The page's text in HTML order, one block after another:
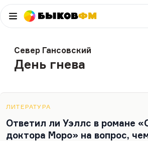
БыковФМ
Север Гансовский
День гнева
ЛИТЕРАТУРА
Ответил ли Уэллс в романе
доктора Моро» на вопрос,